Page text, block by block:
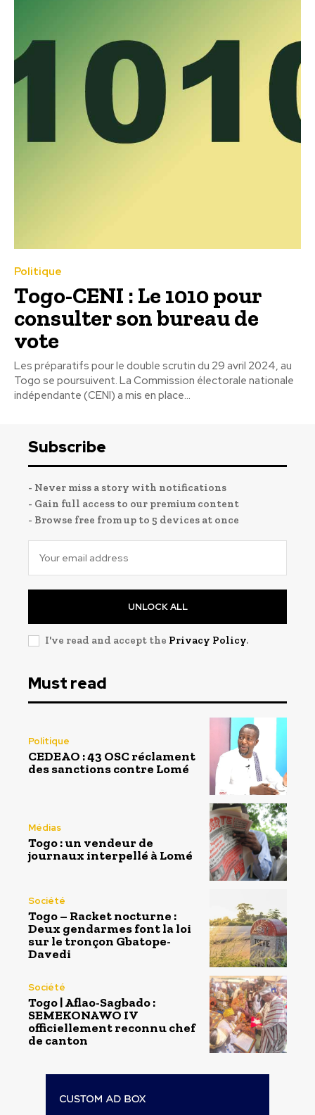
Politique
Togo-CENI : Le 1010 pour
consulter son bureau de
vote
Les préparatifs pour le double scrutin du 29 avril 2024, au
Togo se poursuivent. La Commission électorale nationale
indépendante (CENI) a mis en place...
Subscribe
- Never miss a story with notifications
- Gain full access to our premium content
- Browse free from up to 5 devices at once
UNLOCK ALL
I've read and accept the Privacy Policy.
Must read
Politique
CEDEAO : 43 OSC réclament
des sanctions contre Lomé
Médias
Togo : un vendeur de
journaux interpellé à Lomé
Société
Togo – Racket nocturne :
Deux gendarmes font la loi
sur le tronçon Gbatope-
Davedi
Société
Togo | Aflao-Sagbado :
SEMEKONAWO IV
officiellement reconnu chef
de canton